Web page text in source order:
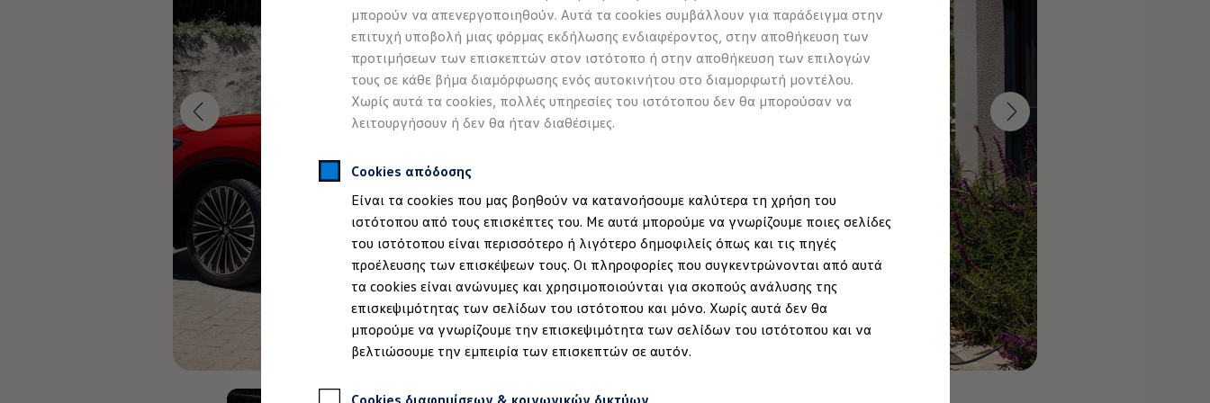
μπορούν να απενεργοποιηθούν. Αυτά τα cookies συμβάλλουν για παράδειγμα στην
επιτυχή υποβολή μιας φόρμας εκδήλωσης ενδιαφέροντος, στην αποθήκευση των
προτιμήσεων των επισκεπτών στον ιστότοπο ή στην αποθήκευση των επιλογών
τους σε κάθε βήμα διαμόρφωσης ενός αυτοκινήτου στο διαμορφωτή μοντέλου.
Χωρίς αυτά τα cookies, πολλές υπηρεσίες του ιστότοπου δεν θα μπορούσαν να
λειτουργήσουν ή δεν θα ήταν διαθέσιμες.
Cookies απόδοσης
Είναι τα cookies που μας βοηθούν να κατανοήσουμε καλύτερα τη χρήση του
ιστότοπου από τους επισκέπτες του. Με αυτά μπορούμε να γνωρίζουμε ποιες σελίδες
του ιστότοπου είναι περισσότερο ή λιγότερο δημοφιλείς όπως και τις πηγές
προέλευσης των επισκέψεων τους. Οι πληροφορίες που συγκεντρώνονται από αυτά
τα cookies είναι ανώνυμες και χρησιμοποιούνται για σκοπούς ανάλυσης της
επισκεψιμότητας των σελίδων του ιστότοπου και μόνο. Χωρίς αυτά δεν θα
μπορούμε να γνωρίζουμε την επισκεψιμότητα των σελίδων του ιστότοπου και να
βελτιώσουμε την εμπειρία των επισκεπτών σε αυτόν.
Προσομοιωτής αυτονομίας
Προσομοιωτής χρόνου φόρτισης
Προσομοιωτής κόστους φόρτισης
ID. Ενημερώσεις λογισμικού
We Charge - Υπηρεσία Φόρτισης
Εύρεση δημόσιων σημείων φόρτισης
Πλατφόρμα MEB
Μύθοι & Αλήθειες για την ηλεκτροκίνηση
Πού μπορώ να φορτίσω;
Πόσο μακριά μπορώ να φτάσω;
Πώς μπορώ να πληρώσω;
Πώς μπορώ να φορτίσω;
Η αντλία θερμότητας στα ID.
Η λειτουργία ανάκτησης ενέργειας κατά την πέδηση στα ID.
Το σύστημα πέδησης στα ID.
Διαθέσιμα νέα και μεταχειρισμένα αυτοκίνητα
Διαθέσιμα μεταχειρισμένα αυτοκίνητα
Χρηματοδότηση και Leasing
Volkswagen Easy Living
Χρηματοδότηση Auto Credit